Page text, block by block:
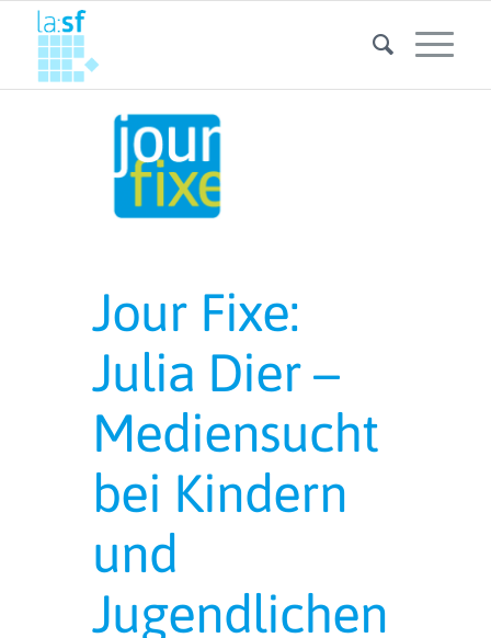
Jour Fixe:
Julia Dier –
Mediensucht
bei Kindern
und
Jugendlichen